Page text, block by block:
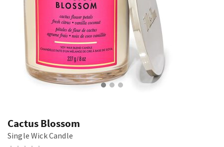
Cactus Blossom
Single Wick Candle